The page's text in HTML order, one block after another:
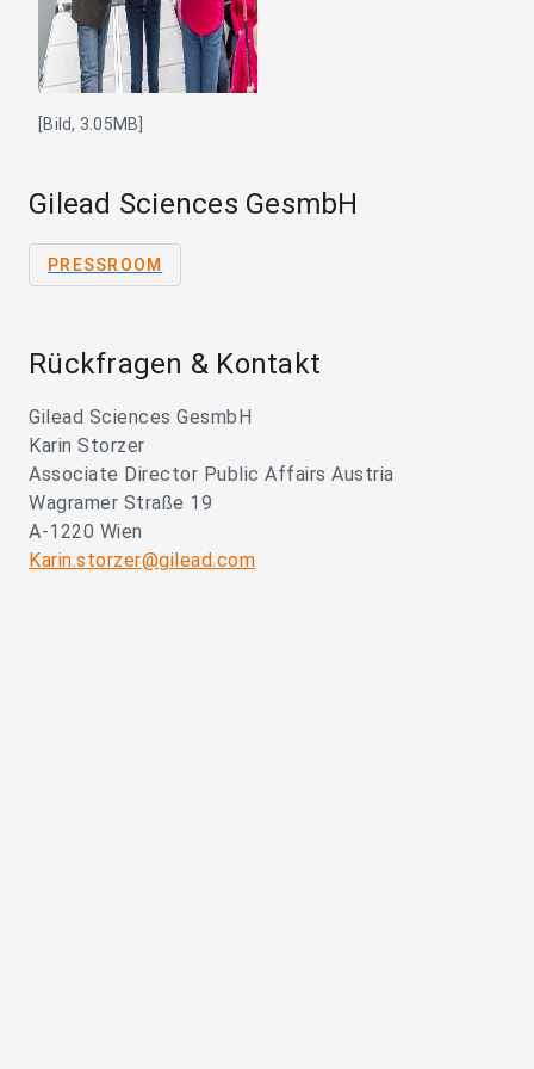
[Bild, 3.05MB]
Gilead Sciences GesmbH
PRESSROOM
Rückfragen & Kontakt
Gilead Sciences GesmbH
Karin Storzer
Associate Director Public Affairs Austria
Wagramer Straße 19
A-1220 Wien
Karin.storzer@gilead.com